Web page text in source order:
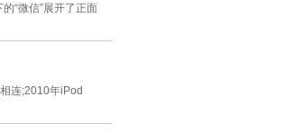
“微信”展开了正面
连;2010年iPod